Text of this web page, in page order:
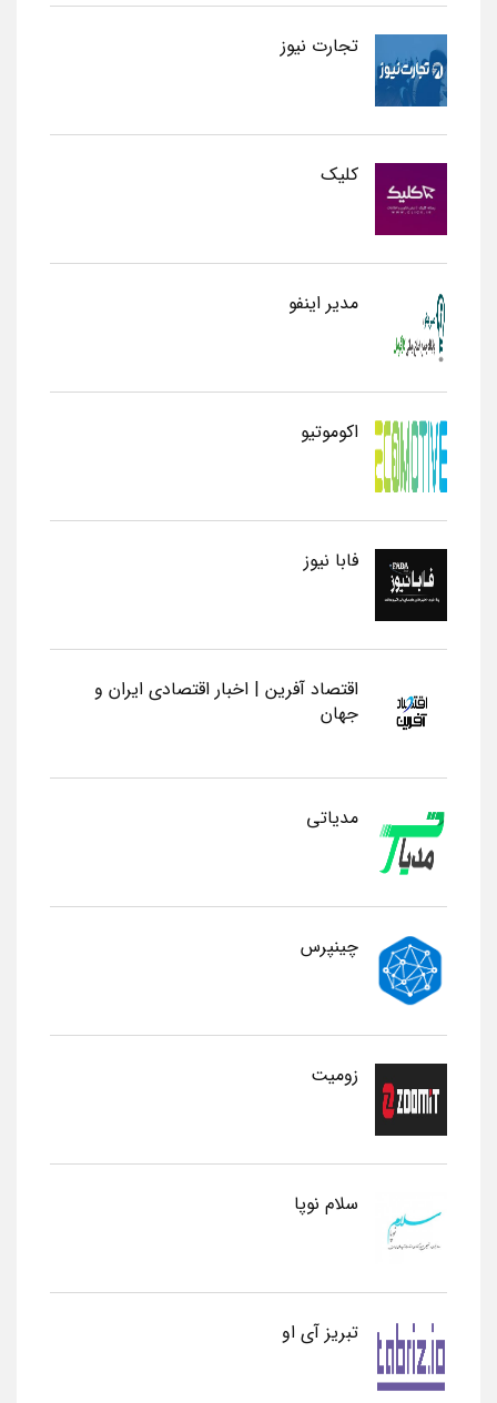
تجارت نیوز
کلیک
مدیر اینفو
اکوموتیو
فابا نیوز
اقتصاد آفرین | اخبار اقتصادی ایران و
جهان
مدیاتی
چینپرس
زومیت
سلام نوپا
تبریز آی او